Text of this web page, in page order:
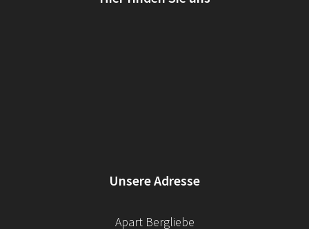
Unsere Adresse
Apart Bergliebe